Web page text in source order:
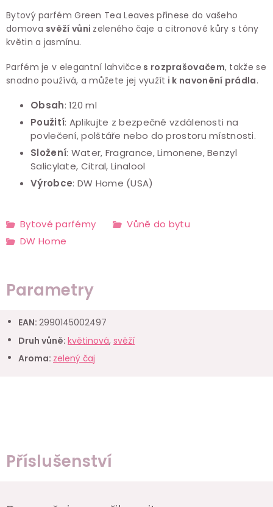
Příslušenství
Bytový parfém Green Tea Leaves přinese do vašeho
domova svěží vůni zeleného čaje a citronové kůry s tóny
květin a jasmínu.
Parfém je v elegantní lahvičce s rozprašovačem, takže se
snadno používá, a můžete jej využít i k navonění prádla.
Obsah: 120 ml
Použití: Aplikujte z bezpečné vzdálenosti na
povlečení, polštáře nebo do prostoru místnosti.
Složení: Water, Fragrance, Limonene, Benzyl
Salicylate, Citral, Linalool
Výrobce: DW Home (USA)
Bytové parfémy
Vůně do bytu
DW Home
Parametry
EAN: 2990145002497
Druh vůně: květinová, svěží
Aroma: zelený čaj